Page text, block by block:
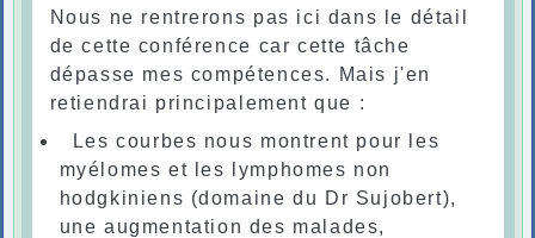
Nous ne rentrerons pas ici dans le détail
de cette conférence car cette tâche
dépasse mes compétences. Mais j'en
retiendrai principalement que :
Les courbes nous montrent pour les
myélomes et les lymphomes non
hodgkiniens (domaine du Dr Sujobert),
une augmentation des malades,